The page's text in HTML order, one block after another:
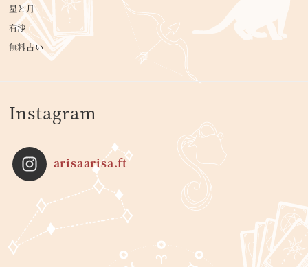
星と月
有沙
無料占い
Instagram
arisaarisa.ft